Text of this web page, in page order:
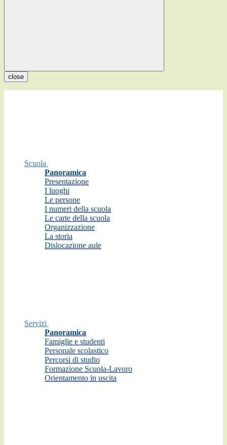
close
Scuola
Panoramica
Presentazione
I luoghi
Le persone
I numeri della scuola
Le carte della scuola
Organizzazione
La storia
Dislocazione aule
Servizi
Panoramica
Famiglie e studenti
Personale scolastico
Percorsi di studio
Formazione Scuola-Lavoro
Orientamento in uscita